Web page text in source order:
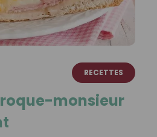
RECETTES
monsieur